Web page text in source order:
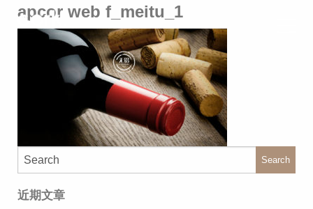
apcor web f_meitu_1
Search
近期文章